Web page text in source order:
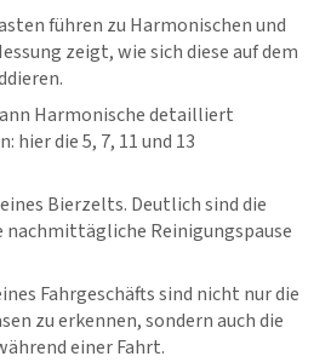
führen zu Harmonischen und
zeigt, wie sich diese auf dem
Harmonische detailliert
hier die 5, 7, 11 und 13
Bierzelts. Deutlich sind die
nachmittägliche Reinigungspause
Fahrgeschäfts sind nicht nur die
zu erkennen, sondern auch die
einer Fahrt.